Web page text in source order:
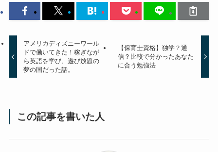
アメリカディズニーワール
ドで働いてきた！稼ぎなが
ら英語を学び、遊び放題の
夢の国だった話。
【保育士資格】独学？通
信？比較で分かったあなた
に合う勉強法
この記事を書いた人